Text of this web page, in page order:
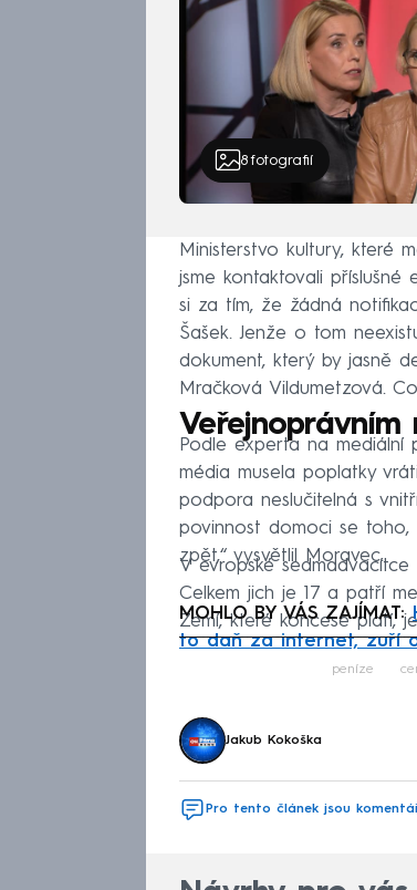
8fotografií
Ministerstvo kultury, které
jsme kontaktovali příslušné
si za tím, že žádná
Šašek. Jenže o tom
dokument, který by jasně
Mračková Vildumetzová.
Veřejnoprávním
Podle experta na mediální
média musela poplatky
podpora neslučitelná s
povinnost domoci se toho,
zpět,“ vysvětlil Moravec.
V evropské sedmadvacítce
Celkem jich je 17 a patří
Zemí, které koncese platí,
MOHLO BY VÁS ZAJÍMAT:
to daň za internet, zuří
peníze
Jakub Kokoška
Pro tento článek jsou